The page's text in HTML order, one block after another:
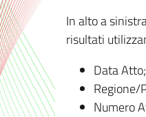
In alto a
risultati
Data Atto;
Regione/
Numero